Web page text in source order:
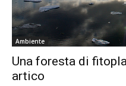
Ambiente
Una foresta di
artico